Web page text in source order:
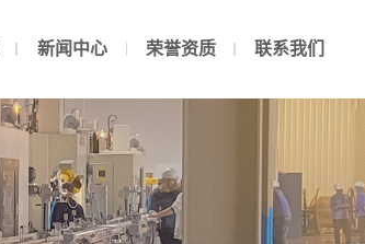
新闻中心 荣誉资质 联系我们